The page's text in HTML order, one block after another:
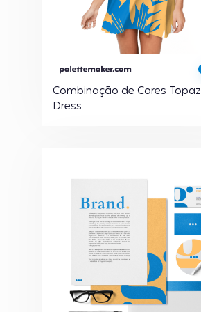
Combinação de Cores Topaz
Dress